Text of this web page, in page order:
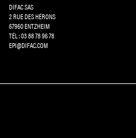
DIFAC SAS
2 RUE DES HÉRONS
67960 ENTZHEIM
TÉL: 03 88 78 96 78
EPI@DIFAC.COM